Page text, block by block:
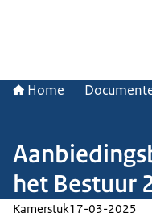
Home
het Bestuur
Kamerstuk17-03-2025